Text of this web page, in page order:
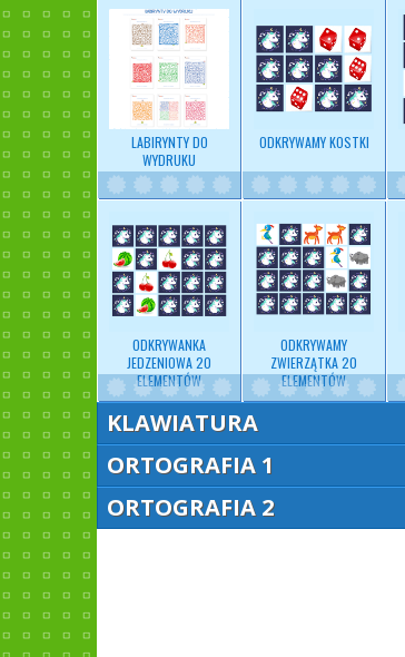
LABIRYNTY DO
WYDRUKU
ODKRYWAMY KOSTKI
ODKRYWANKA
JEDZENIOWA 20
ELEMENTÓW
ODKRYWAMY
ZWIERZĄTKA 20
ELEMENTÓW
KLAWIATURA
ORTOGRAFIA 1
ORTOGRAFIA 2